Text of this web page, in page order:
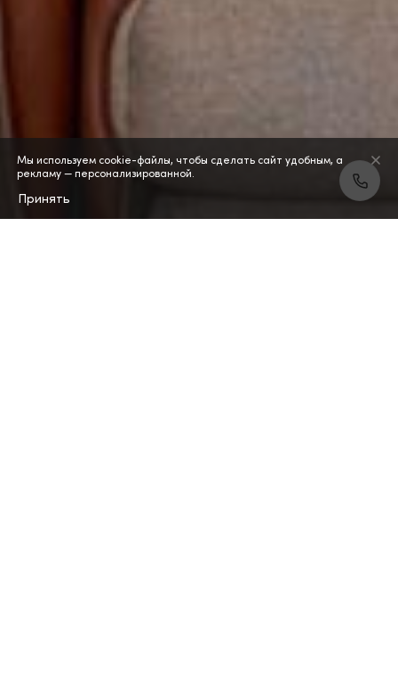
Мы используем cookie-файлы, чтобы сделать сайт удобным, а
рекламу — персонализированной.
Принять